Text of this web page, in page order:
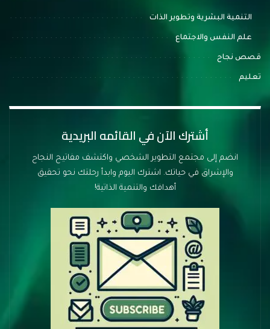
التنمية البشرية وتطوير الذات
علم النفس والاجتماع
قصص نجاح
تعليم
أشترك الآن في القائمه البريدية
انضم إلى مجتمع التطوير الشخصي واكتشف مفاتيح النجاح
والإشراق في حياتك. اشترك اليوم وابدأ رحلتك نحو تحقيق
أهدافك والتنمية الذاتية!